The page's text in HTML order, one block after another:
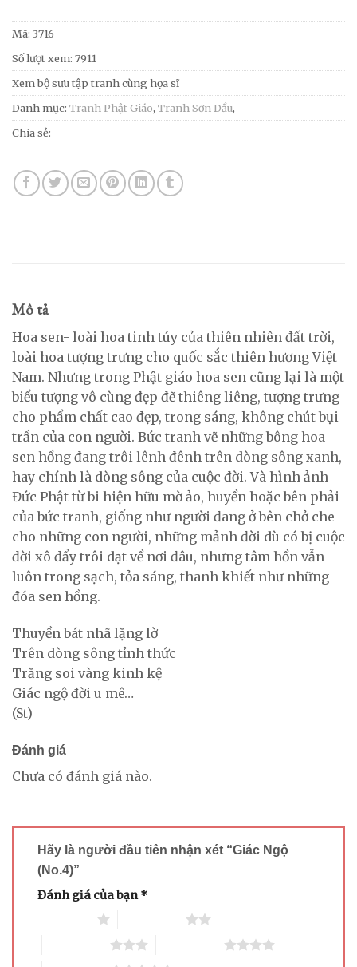
Mã: 3716
Số lượt xem: 7911
Xem bộ sưu tập tranh cùng họa sĩ
Danh mục: Tranh Phật Giáo, Tranh Sơn Dầu,
Chia sẻ:
Mô tả
Hoa sen- loài hoa tinh túy của thiên nhiên đất trời,
loài hoa tượng trưng cho quốc sắc thiên hương Việt
Nam. Nhưng trong Phật giáo hoa sen cũng lại là một
biểu tượng vô cùng đẹp đẽ thiêng liêng, tượng trưng
cho phẩm chất cao đẹp, trong sáng, không chút bụi
trần của con người. Bức tranh vẽ những bông hoa
sen hồng đang trôi lênh đênh trên dòng sông xanh,
hay chính là dòng sông của cuộc đời. Và hình ảnh
Đức Phật từ bi hiện hữu mờ ảo, huyền hoặc bên phải
của bức tranh, giống như người đang ở bên chở che
cho những con người, những mảnh đời dù có bị cuộc
đời xô đẩy trôi dạt về nơi đâu, nhưng tâm hồn vẫn
luôn trong sạch, tỏa sáng, thanh khiết như những
đóa sen hồng.
Thuyền bát nhã lặng lờ
Trên dòng sông tỉnh thức
Trăng soi vàng kinh kệ
Giác ngộ đời u mê…
(St)
Đánh giá
Chưa có đánh giá nào.
Hãy là người đầu tiên nhận xét “Giác Ngộ
(No.4)”
Đánh giá của bạn*